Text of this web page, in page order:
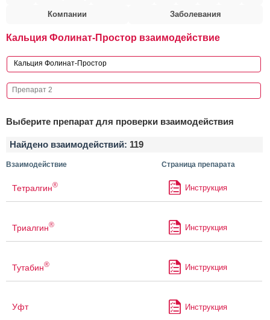
Компании Заболевания
Кальция Фолинат-Простор взаимодействие
Выберите препарат для проверки взаимодействия
Найдено взаимодействий: 119
Взаимодействие Страница препарата
Тетралгин® Инструкция
Триалгин® Инструкция
Тутабин® Инструкция
Уфт Инструкция